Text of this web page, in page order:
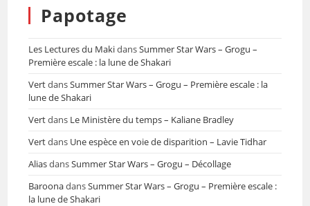
Papotage
Les Lectures du MakidansSummer Star Wars – Grogu –
Première escale : la lune de Shakari
VertdansSummer Star Wars – Grogu – Première escale : la
lune de Shakari
Vertdans Le Ministère du temps – Kaliane Bradley
Vertdans Une espèce en voie de disparition – Lavie Tidhar
AliasdansSummer Star Wars – Grogu – Décollage
BaroonadansSummer Star Wars – Grogu – Première escale :
la lune de Shakari